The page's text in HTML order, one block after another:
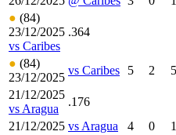
● (84)
23/12/2025
vs Caribes
.364
● (84)
23/12/2025
vs Caribes 5 2 5
21/12/2025
vs Aragua
.176
21/12/2025 vs Aragua 4 0 1